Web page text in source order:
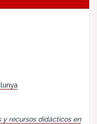
y recursos didácticos en